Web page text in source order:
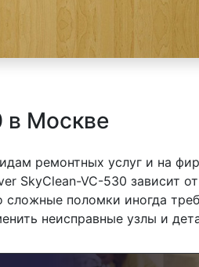
в Москве
ремонтных услуг и на
SkyClean-VC-530 зависит
поломки иногда
неисправные узлы и